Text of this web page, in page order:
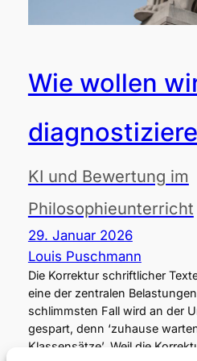
Wie wollen
KI und Bewertung im
Philosophieunterricht
29. Januar 2026
Louis Puschmann
Die Korrektur schriftlicher
eine der zentralen
schlimmsten Fall wird an der
gespart, denn ‘zuhause
Klassensätze’. Weil die